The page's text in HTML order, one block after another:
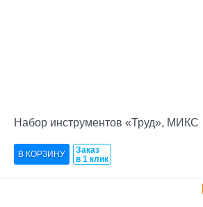
Набор инструментов «Труд», МИКС
Заказ
в 1 клик